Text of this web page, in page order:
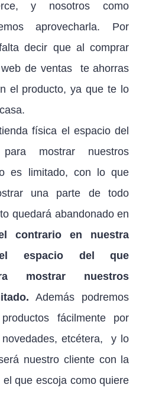
y nosotros como
aprovecharla. Por
decir que al comprar
de ventas te ahorras
el producto, ya que te lo
física el espacio del
mostrar nuestros
es limitado, con lo que
una parte de todo
quedará abandonado en
contrario en nuestra
espacio del que
mostrar nuestros
Además podremos
fácilmente por
etcétera, y lo
nuestro cliente con la
que escoja como quiere